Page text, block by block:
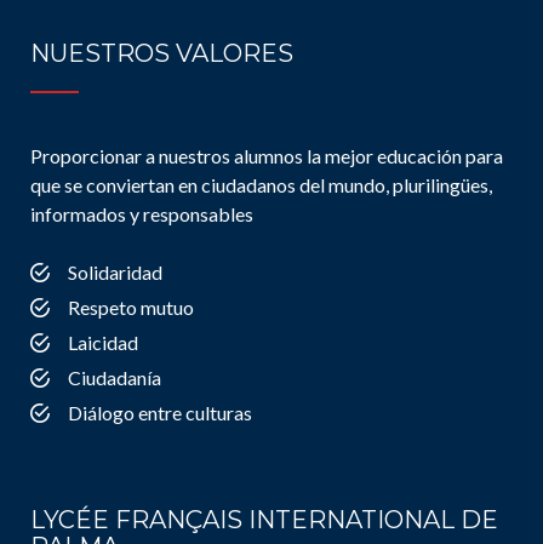
NUESTROS VALORES
Proporcionar a nuestros alumnos la mejor educación para
que se conviertan en ciudadanos del mundo, plurilingües,
informados y responsables
Solidaridad
Respeto mutuo
Laicidad
Ciudadanía
Diálogo entre culturas
LYCÉE FRANÇAIS INTERNATIONAL DE